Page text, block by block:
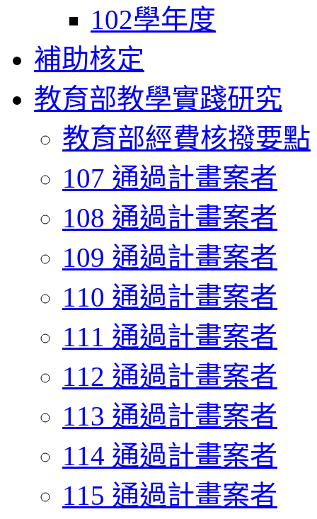
102學年度
補助核定
教育部教學實踐研究
教育部經費核撥要點
107 通過計畫案者
108 通過計畫案者
109 通過計畫案者
110 通過計畫案者
111 通過計畫案者
112 通過計畫案者
113 通過計畫案者
114 通過計畫案者
115 通過計畫案者